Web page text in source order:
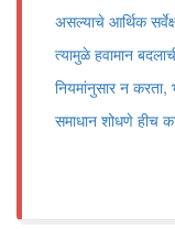
असल्याचे आर्थिक
त्यामुळे हवामान
नियमांनुसार न करता,
समाधान शोधणे हीच